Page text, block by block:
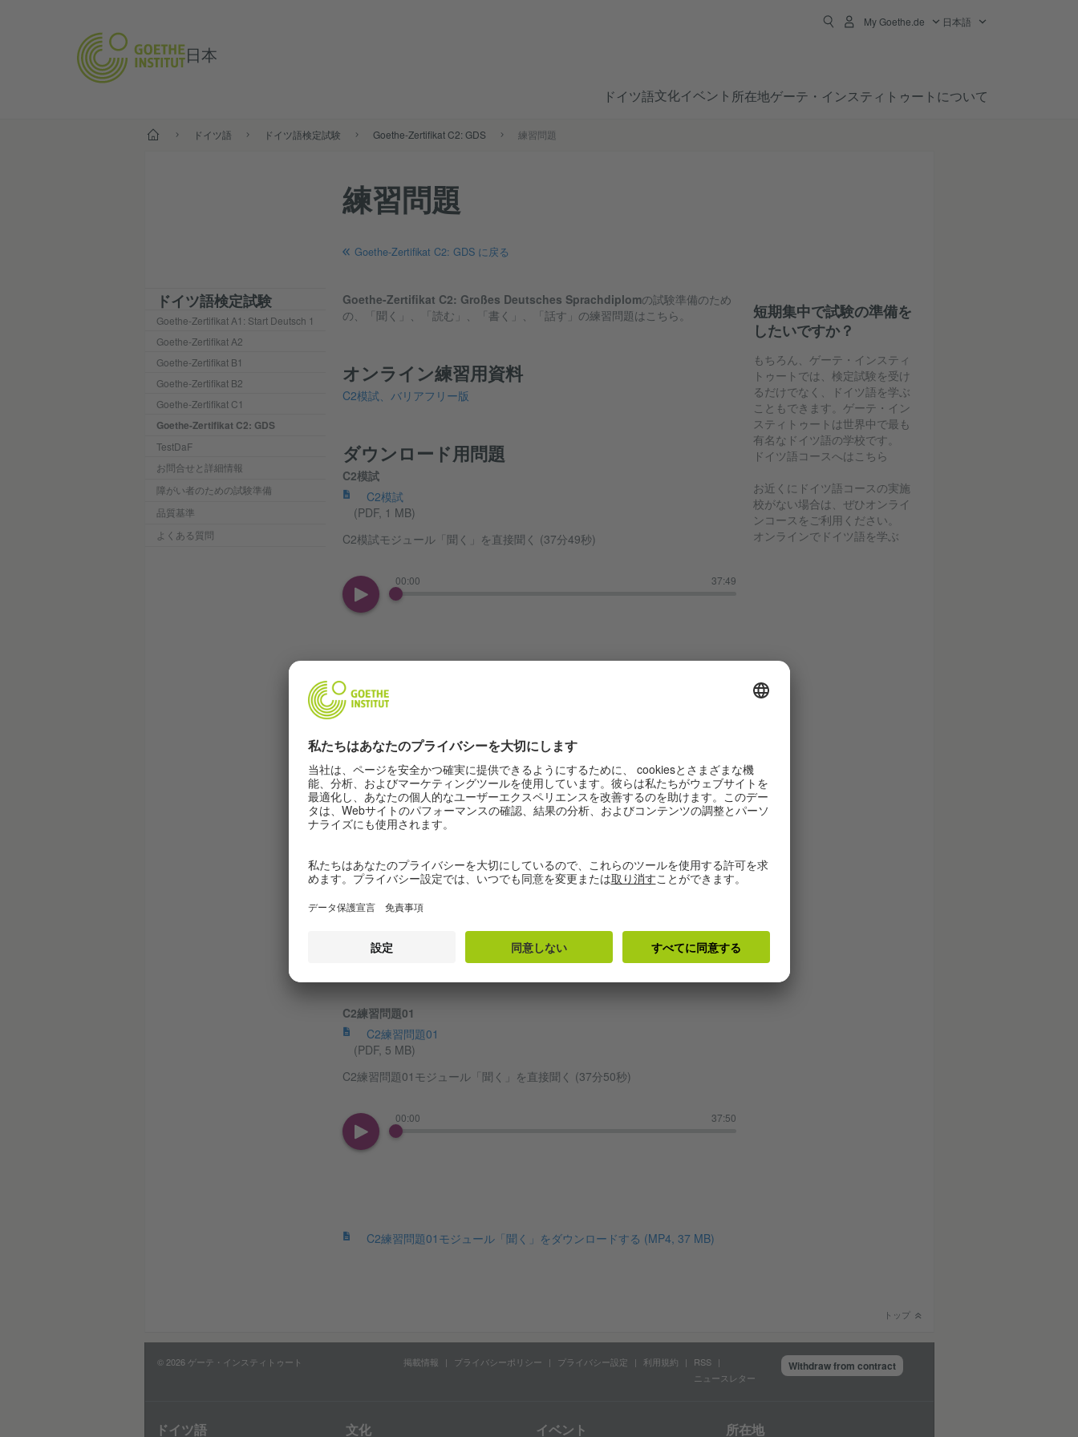
日本
My Goethe.de 日本語
ドイツ語文化イベント 所在地ゲーテ・インスティトゥートについて
スタート ドイツ語 ドイツ語検定試験 Goethe-Zertifikat C2: GDS 練習問題
ドイツ語検定試験
Goethe-Zertifikat A1: Start Deutsch 1
Goethe-Zertifikat A2
Goethe-Zertifikat B1
Goethe-Zertifikat B2
Goethe-Zertifikat C1
Goethe-Zertifikat C2: GDS
TestDaF
お問合せと詳細情報
障がい者のための試験準備
品質基準
よくある質問
練習問題
Goethe-Zertifikat C2: GDS に戻る
Goethe-Zertifikat C2: Großes Deutsches Sprachdiplomの試験準備のため
の、「聞く」、「読む」、「書く」、「話す」の練習問題はこちら。
オンライン練習用資料
C2模試、バリアフリー版
ダウンロード用問題
C2模試
C2模試
(PDF, 1 MB)
C2模試モジュール「聞く」を直接聞く (37分49秒)
00:00 37:49
C2模試モジュール「聞く」をダウンロードする
C2模試モジュール「話す」を直接見る (17分24秒)
C2練習問題01
C2練習問題01
(PDF, 5 MB)
C2練習問題01モジュール「聞く」を直接聞く (37分50秒)
00:00 37:50
C2練習問題01モジュール「聞く」をダウンロードする (MP4, 37 MB)
短期集中で試験の準備を
したいですか？
もちろん、ゲーテ・インスティ
トゥートでは、検定試験を受け
るだけでなく、ドイツ語を学ぶ
こともできます。ゲーテ・イン
スティトゥートは世界中で最も
有名なドイツ語の学校です。
ドイツ語コースへはこちら
お近くにドイツ語コースの実施
校がない場合は、ぜひオンライ
ンコースをご利用ください。
オンラインでドイツ語を学ぶ
トップ
© 2026 ゲーテ・インスティトゥート 掲載情報 プライバシーポリシー プライバシー設定 利用規約
RSS
ニュースレター
Withdraw from contract
ドイツ語 文化 イベント 所在地